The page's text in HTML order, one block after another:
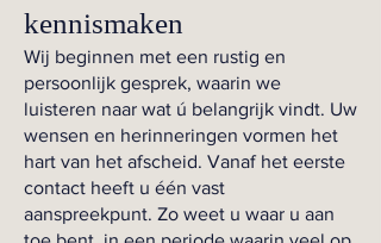
kennismaken
Wij beginnen met een rustig en
persoonlijk gesprek, waarin we
luisteren naar wat ú belangrijk vindt. Uw
wensen en herinneringen vormen het
hart van het afscheid. Vanaf het eerste
contact heeft u één vast
aanspreekpunt. Zo weet u waar u aan